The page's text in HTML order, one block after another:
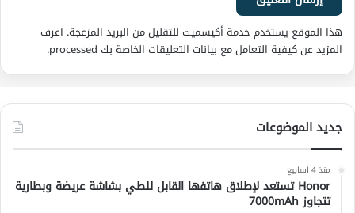
هذا الموقع يستخدم خدمة أكيسميت للتقليل من البريد المزعجة. اعرف
المزيد عن كيفية التعامل مع بيانات التعليقات الخاصة بك processed
.
جديد الموضوعات
منذ 4 أسابيع
Honor تستعد لإطلاق هاتفها القابل للطي بشاشة عريضة وبطارية
تتجاوز 7000mAh